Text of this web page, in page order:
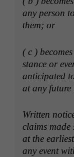
any per­son
them; or
( c )
stance or
antic­i­pat­ed
at any future
Writ­ten
claims made
at the
any event